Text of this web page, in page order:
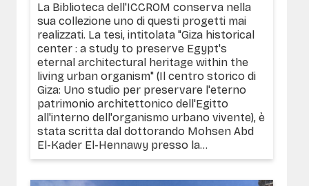
La Biblioteca dell'ICCROM conserva nella
sua collezione uno di questi progetti mai
realizzati. La tesi, intitolata "Giza historical
center : a study to preserve Egypt's
eternal architectural heritage within the
living urban organism" (Il centro storico di
Giza: Uno studio per preservare l'eterno
patrimonio architettonico dell'Egitto
all'interno dell'organismo urbano vivente), è
stata scritta dal dottorando Mohsen Abd
El-Kader El-Hennawy presso la...